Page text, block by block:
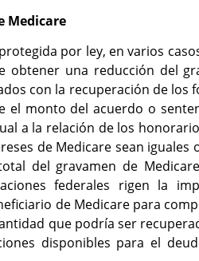
Medicare
por ley, en varios
obtener una reducción del
con la recuperación de los
el monto del acuerdo o
a la relación de los
de Medicare sean
del gravamen de
federales rigen la
de Medicare para
que podría ser
disponibles para el